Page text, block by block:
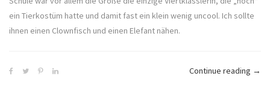
ein Tierkostüm hatte und damit fast ein klein wenig uncool. Ich sollte
ihnen einen Clownfisch und einen Elefant nähen.
Continue reading →